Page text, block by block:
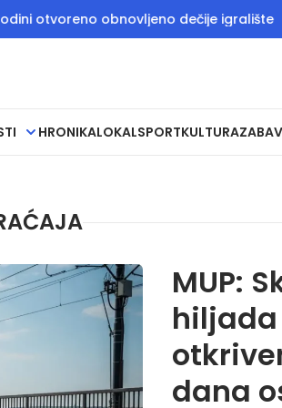
obnovljeno dečije igralište MUP
HRONIKALOKALSPORTKULTURA
MUP:
dana